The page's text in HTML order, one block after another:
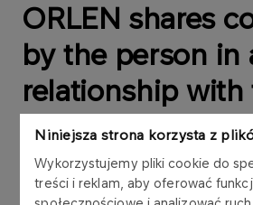
Niniejsza strona korzysta z
Wykorzystujemy pliki cookie do
treści i reklam, aby oferować
ORLEN shares
by the person in
relationship with
member of the
ORLEN